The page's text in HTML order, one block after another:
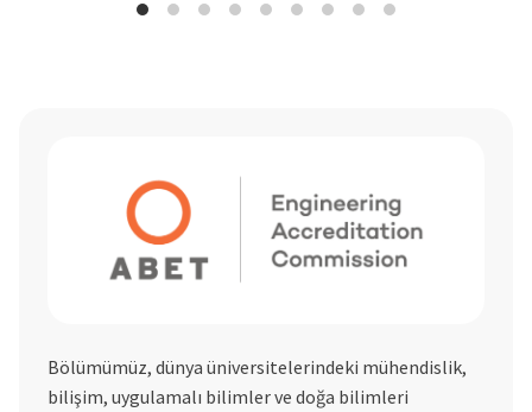
Bölümümüz, dünya üniversitelerindeki mühendislik,
bilişim, uygulamalı bilimler ve doğa bilimleri